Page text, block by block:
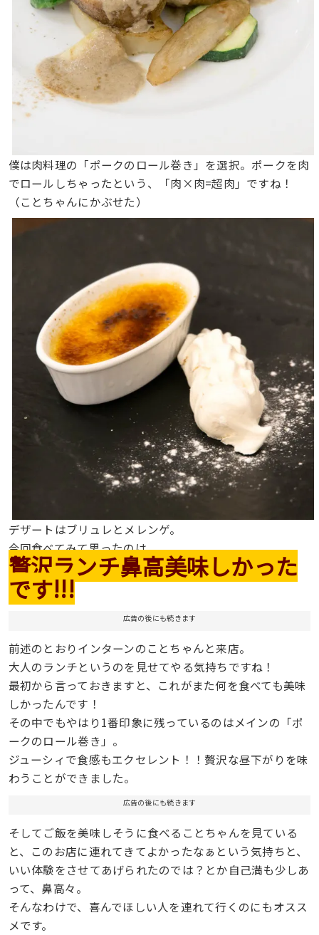
僕は肉料理の「ポークのロール巻き」を選択。ポークを肉
でロールしちゃったという、「肉×肉=超肉」ですね！
（ことちゃんにかぶせた）
デザートはブリュレとメレンゲ。
今回食べてみて思ったのは
贅沢ランチ鼻高美味しかった
です!!!
広告の後にも続きます
前述のとおりインターンのことちゃんと来店。
大人のランチというのを見せてやる気持ちですね！
最初から言っておきますと、これがまた何を食べても美味
しかったんです！
その中でもやはり1番印象に残っているのはメインの「ポ
ークのロール巻き」。
ジューシィで食感もエクセレント！！贅沢な昼下がりを味
わうことができました。
広告の後にも続きます
そしてご飯を美味しそうに食べることちゃんを見ている
と、このお店に連れてきてよかったなぁという気持ちと、
いい体験をさせてあげられたのでは？とか自己満も少しあ
って、鼻高々。
そんなわけで、喜んでほしい人を連れて行くのにもオスス
メです。